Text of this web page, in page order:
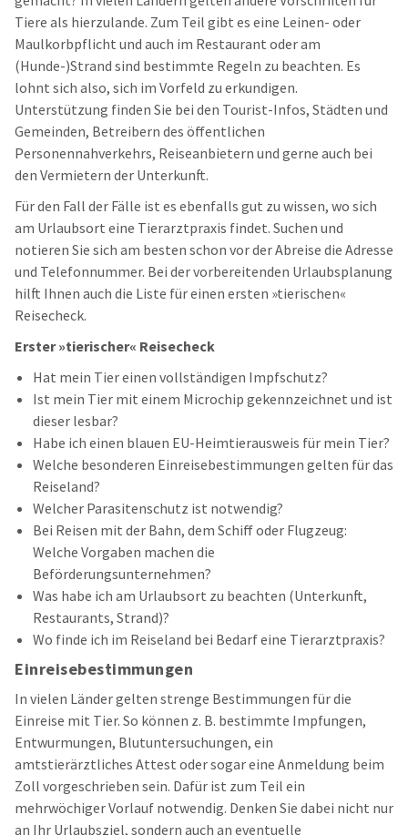
Tiere als hierzulande. Zum Teil gibt es eine Leinen- oder
Maulkorbpflicht und auch im Restaurant oder am
(Hunde-)Strand sind bestimmte Regeln zu beachten. Es
lohnt sich also, sich im Vorfeld zu erkundigen.
Unterstützung finden Sie bei den Tourist-Infos, Städten und
Gemeinden, Betreibern des öffentlichen
Personennahverkehrs, Reiseanbietern und gerne auch bei
den Vermietern der Unterkunft.
Für den Fall der Fälle ist es ebenfalls gut zu wissen, wo sich
am Urlaubsort eine Tierarztpraxis findet. Suchen und
notieren Sie sich am besten schon vor der Abreise die Adresse
und Telefonnummer. Bei der vorbereitenden Urlaubsplanung
hilft Ihnen auch die Liste für einen ersten »tierischen«
Reisecheck.
Erster »tierischer« Reisecheck
Hat mein Tier einen vollständigen Impfschutz?
Ist mein Tier mit einem Microchip gekennzeichnet und ist
dieser lesbar?
Habe ich einen blauen EU-Heimtierausweis für mein Tier?
Welche besonderen Einreisebestimmungen gelten für das
Reiseland?
Welcher Parasitenschutz ist notwendig?
Bei Reisen mit der Bahn, dem Schiff oder Flugzeug:
Welche Vorgaben machen die
Beförderungsunternehmen?
Was habe ich am Urlaubsort zu beachten (Unterkunft,
Restaurants, Strand)?
Wo finde ich im Reiseland bei Bedarf eine Tierarztpraxis?
Einreisebestimmungen
In vielen Länder gelten strenge Bestimmungen für die
Einreise mit Tier. So können z. B. bestimmte Impfungen,
Entwurmungen, Blutuntersuchungen, ein
amtstierärztliches Attest oder sogar eine Anmeldung beim
Zoll vorgeschrieben sein. Dafür ist zum Teil ein
mehrwöchiger Vorlauf notwendig. Denken Sie dabei nicht nur
an Ihr Urlaubsziel, sondern auch an eventuelle